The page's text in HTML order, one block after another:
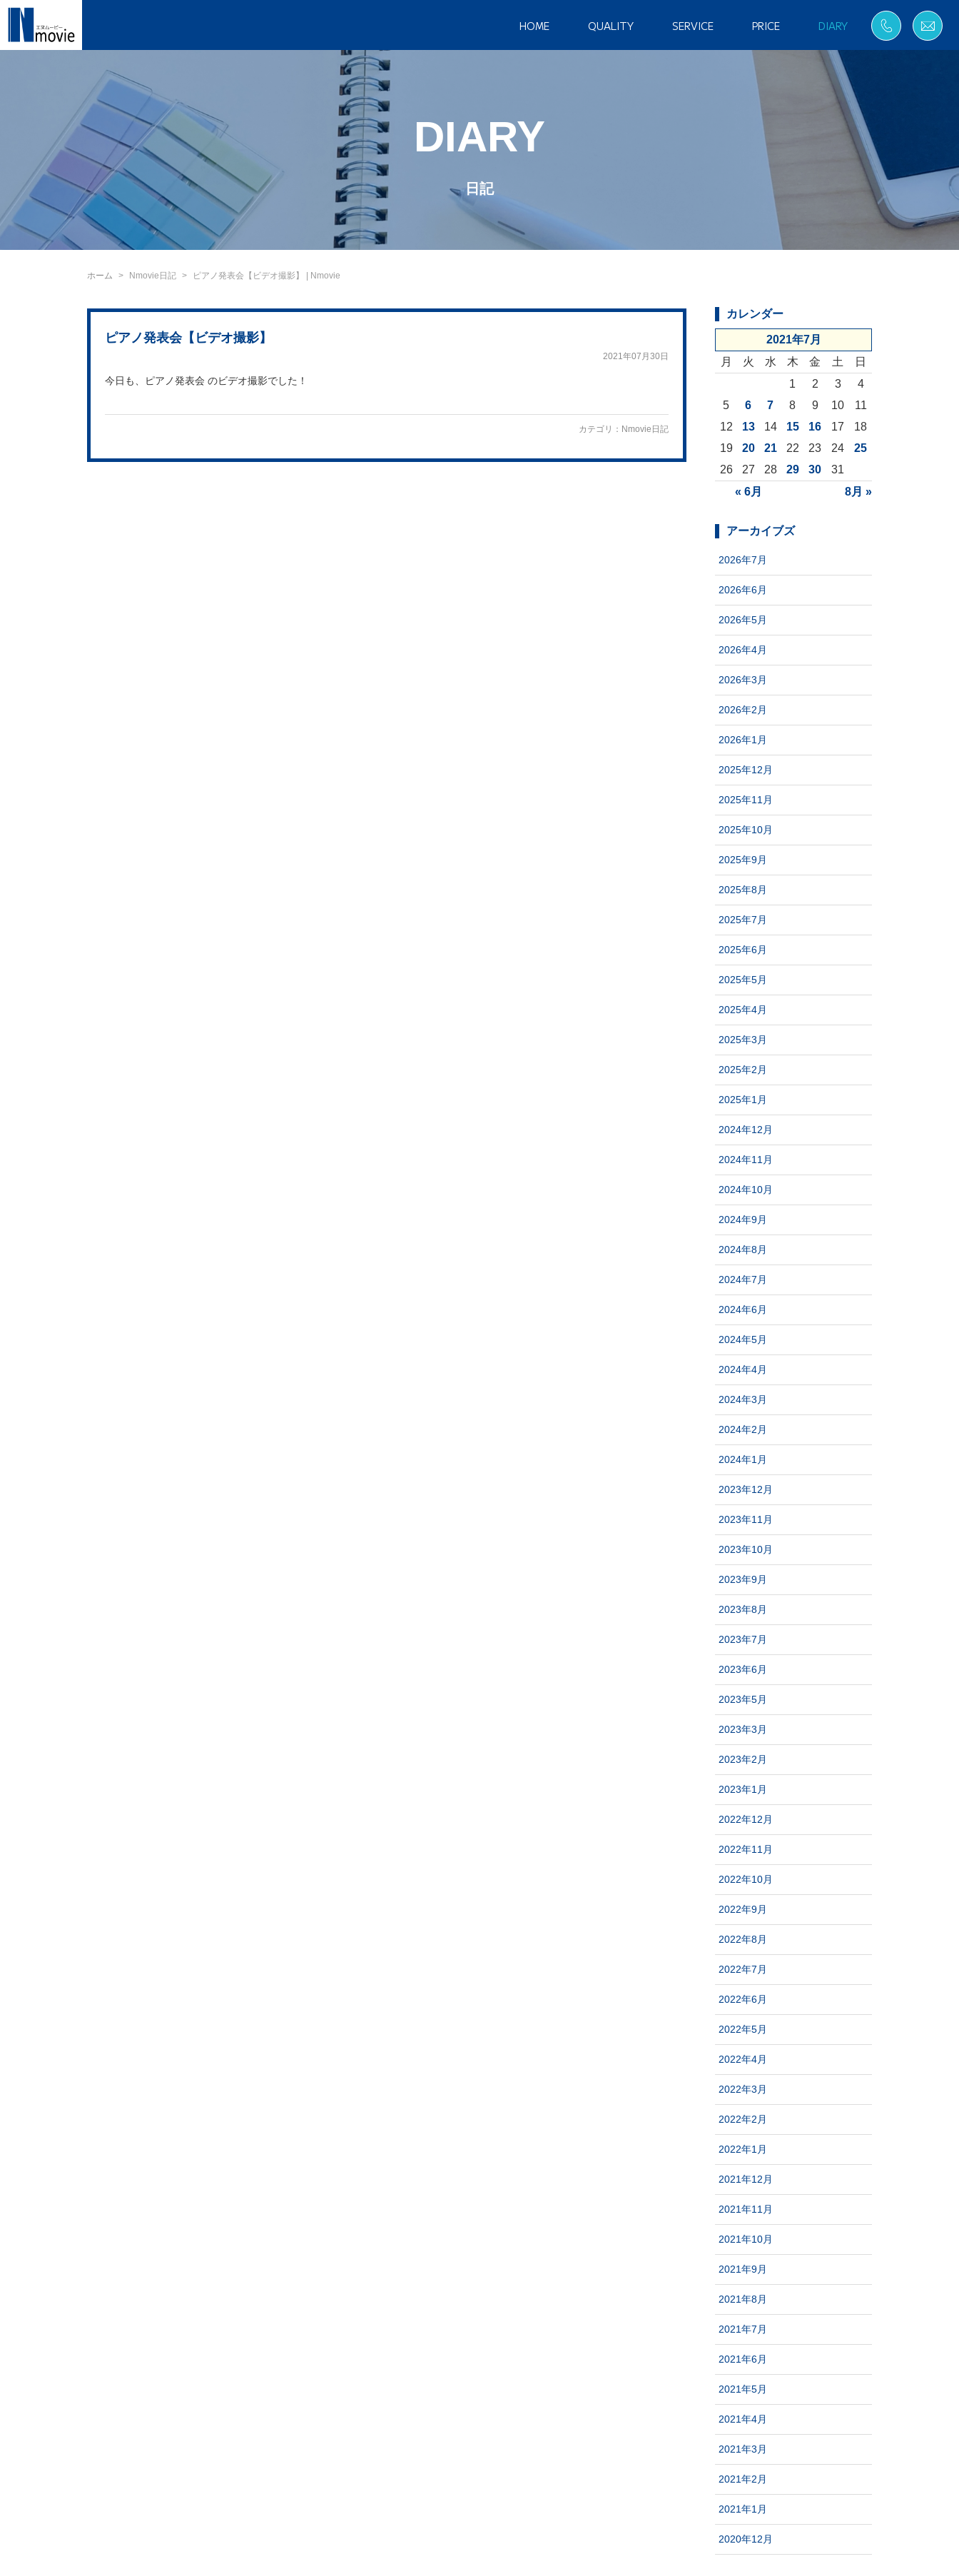
HOME QUALITY SERVICE PRICE DIARY
DIARY
日記
ホーム Nmovie日記 ピアノ発表会【ビデオ撮影】 | Nmovie
ピアノ発表会【ビデオ撮影】
2021年07月30日
今日も、ピアノ発表会 のビデオ撮影でした！
カテゴリ： Nmovie日記
カレンダー
2021年7月
月
火 水 木 金 土 日
« 6月 8月 »
1 2 3
4
5
6 7 8 9 10
11
12
13 14 15 16 17
18
19
20 21 22 23 24
25
26
27 28 29 30 31
アーカイブズ
2026年7月
2026年6月
2026年5月
2026年4月
2026年3月
2026年2月
2026年1月
2025年12月
2025年11月
2025年10月
2025年9月
2025年8月
2025年7月
2025年6月
2025年5月
2025年4月
2025年3月
2025年2月
2025年1月
2024年12月
2024年11月
2024年10月
2024年9月
2024年8月
2024年7月
2024年6月
2024年5月
2024年4月
2024年3月
2024年2月
2024年1月
2023年12月
2023年11月
2023年10月
2023年9月
2023年8月
2023年7月
2023年6月
2023年5月
2023年3月
2023年2月
2023年1月
2022年12月
2022年11月
2022年10月
2022年9月
2022年8月
2022年7月
2022年6月
2022年5月
2022年4月
2022年3月
2022年2月
2022年1月
2021年12月
2021年11月
2021年10月
2021年9月
2021年8月
2021年7月
2021年6月
2021年5月
2021年4月
2021年3月
2021年2月
2021年1月
2020年12月